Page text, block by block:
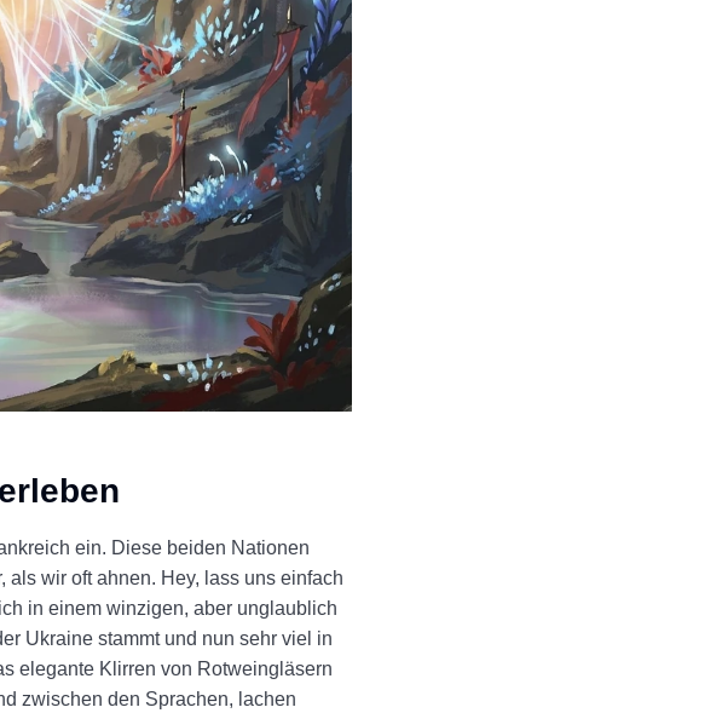
ein. Diese beiden Nationen
wir oft ahnen. Hey, lass uns einfach
in einem winzigen, aber unglaublich
Ukraine stammt und nun sehr viel in
elegante Klirren von Rotweingläsern
zwischen den Sprachen, lachen